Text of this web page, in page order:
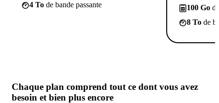
4 To de bande passante
100 Go
8 To de
Chaque plan comprend tout ce dont vous avez
besoin et bien plus encore